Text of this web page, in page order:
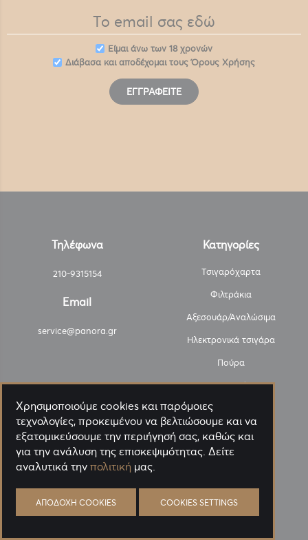
Eίμαι άνω των 18 χρονών
Διάβασα και αποδέχομαι τουςΌρους Χρήσης
ΕΓΓΡΑΦΕΊΤΕ
Τηλέφωνα
210-9315154
Email
service@panora.gr
Κατηγορίες
Τσιγαρόχαρτα
Φιλτράκια
Αξεσουάρ/Αναλώσιμα
Ηλεκτρονικά τσιγάρα
Πούρα
Καπνοί
Διάφορα είδη
Εξαργύρωση
Προσφορές
Πληροφορίες Λογαριασμός
Χρησιμοποιούμε cookies και παρόμοιες
τεχνολογίες, προκειμένου να βελτιώσουμε και να
εξατομικεύσουμε την περιήγησή σας, καθώς και
για την ανάλυση της επισκεψιμότητας. Δείτε
αναλυτικά την πολιτική μας.
ΑΠΟΔΟΧΉ COOKIES COOKIES SETTINGS